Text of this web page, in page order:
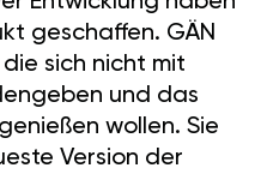
geschaffen. GÄN
sich nicht mit
und das
wollen. Sie
Version der